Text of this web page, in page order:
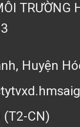
TRƯỜNG
Huyện
CN)